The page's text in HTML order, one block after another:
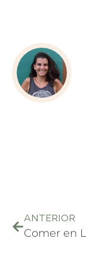
ANTERIOR